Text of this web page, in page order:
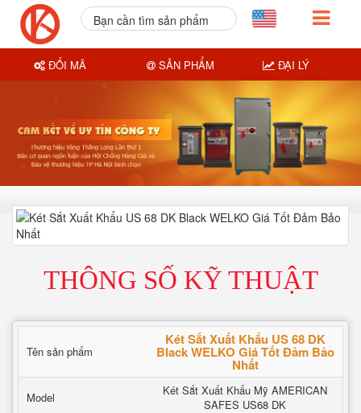
THÔNG SỐ KỸ THUẬT
Tên sản phẩm
Két Sắt Xuất Khẩu US 68 DK
Black WELKO Giá Tốt Đảm Bảo
Nhất
Model
Két Sắt Xuất Khẩu Mỹ AMERICAN
SAFES US68 DK
Bạn cần tìm sản phẩm
ĐỔI MÃ SẢN PHẨM ĐẠI LÝ